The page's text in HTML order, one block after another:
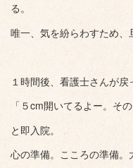
る。
唯一、気を紛らわすため、
１時間後、看護士さんが戻
「５cm開いてるよー。そ
と即入院。
心の準備。こころの準備。